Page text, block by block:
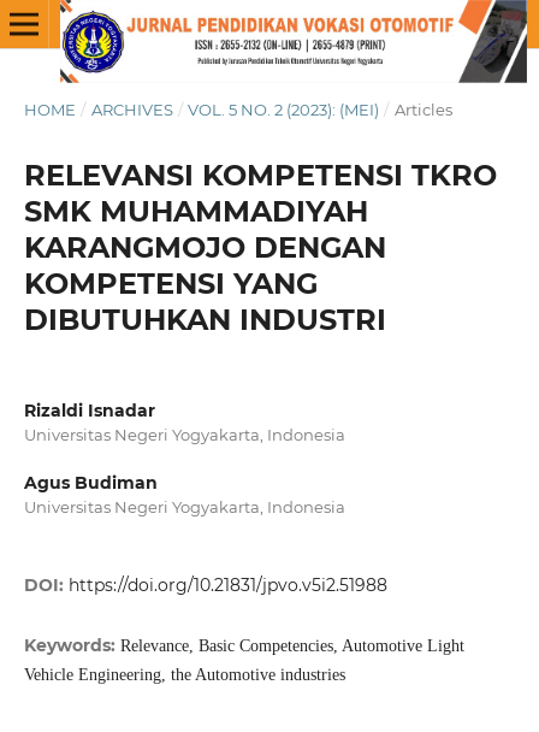
HOME / ARCHIVES / VOL. 5 NO. 2 (2023): (MEI) / Articles
RELEVANSI KOMPETENSI TKRO
SMK MUHAMMADIYAH
KARANGMOJO DENGAN
KOMPETENSI YANG
DIBUTUHKAN INDUSTRI
Rizaldi Isnadar
Universitas Negeri Yogyakarta, Indonesia
Agus Budiman
Universitas Negeri Yogyakarta, Indonesia
DOI: https://doi.org/10.21831/jpvo.v5i2.51988
Keywords: Relevance, Basic Competencies, Automotive Light
Vehicle Engineering, the Automotive industries